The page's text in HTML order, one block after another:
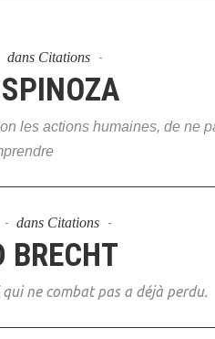
dans Citations
les actions humaines, de ne
dans Citations
BRECHT
ne combat pas a déjà perdu.